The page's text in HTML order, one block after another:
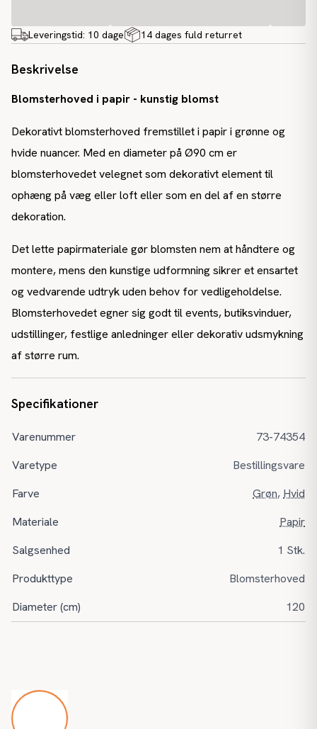
Leveringstid: 10 dage 14 dages fuld returret
Beskrivelse
Blomsterhoved i papir - kunstig blomst
Dekorativt blomsterhoved fremstillet i papir i grønne og
hvide nuancer. Med en diameter på Ø90 cm er
blomsterhovedet velegnet som dekorativt element til
ophæng på væg eller loft eller som en del af en større
dekoration.
Det lette papirmateriale gør blomsten nem at håndtere og
montere, mens den kunstige udformning sikrer et ensartet
og vedvarende udtryk uden behov for vedligeholdelse.
Blomsterhovedet egner sig godt til events, butiksvinduer,
udstillinger, festlige anledninger eller dekorativ udsmykning
af større rum.
Specifikationer
Varenummer
73-74354
Varetype
Bestillingsvare
Farve
Grøn, Hvid
Materiale
Papir
Salgsenhed
1 Stk.
Produkttype
Blomsterhoved
Diameter (cm)
120